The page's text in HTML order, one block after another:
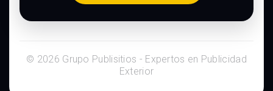
© 2026 Grupo Publisitios - Expertos en Publicidad
Exterior